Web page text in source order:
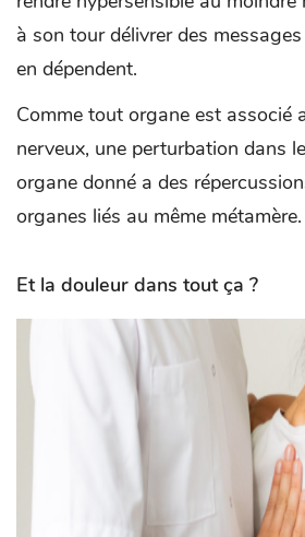
à son tour délivrer des
en dépendent.
Comme tout organe est associé
nerveux, une perturbation dans
organe donné a des
organes liés au même métamère.
Et la douleur dans tout ça ?